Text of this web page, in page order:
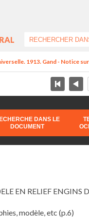
1913. Gand - Notice
DANS LE
DOCUMENT
EN RELIEF ENGINS
modèle, etc (p.6)